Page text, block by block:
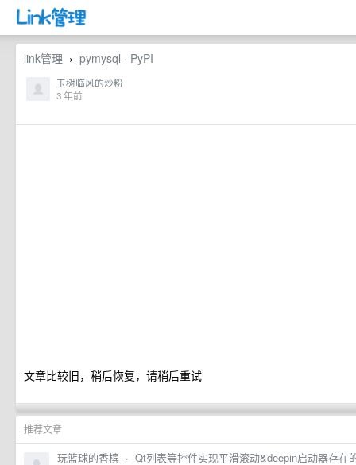
link管理 › pymysql · PyPI
玉树临风的炒粉
3 年前
文章比较旧，稍后恢复，请稍后重试
推荐文章
玩篮球的香槟 · Qt列表等控件实现平滑滚动&deepin启动器存在